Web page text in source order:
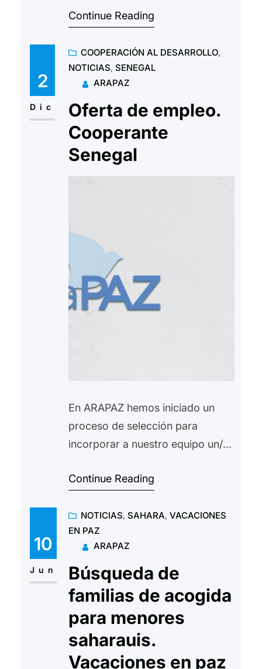
trabajo se ha centrado en paliar
que fueron acogidas en territorio
libanes, con todas las dificultades
que podamos imaginar en un país
como Líbano, sumido en una
profunda crisis…
Continue Reading
2
Dic
COOPERACIÓN AL DESARROLLO
NOTICIAS, SENEGAL
ARAPAZ
Oferta de empleo.
Cooperante
Senegal
En ARAPAZ hemos iniciado un
proceso de selección para
incorporar a nuestro equipo un/a
una persona con experiencia en
ofrece un contrato de 1 año
renovable. MAS INFORMACIÓN
Para la presentación de
candidaturas: Enviar el
Currículum Vitae a:
arapaz@arapaz.org Indicar en el
Asunto: “Oferta de empleo.…
Continue Reading
10
Jun
NOTICIAS, SAHARA, VACACIONES
EN PAZ
ARAPAZ
Búsqueda de
familias de acogida
para menores
saharauis.
Vacaciones en paz